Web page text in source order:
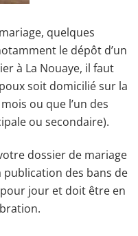
quelques
le dépôt d’un
à La Nouaye, il faut
soit domicilié sur la
ou que l’un des
ou secondaire).
dossier de mariage
publication des bans de
jour et doit être en